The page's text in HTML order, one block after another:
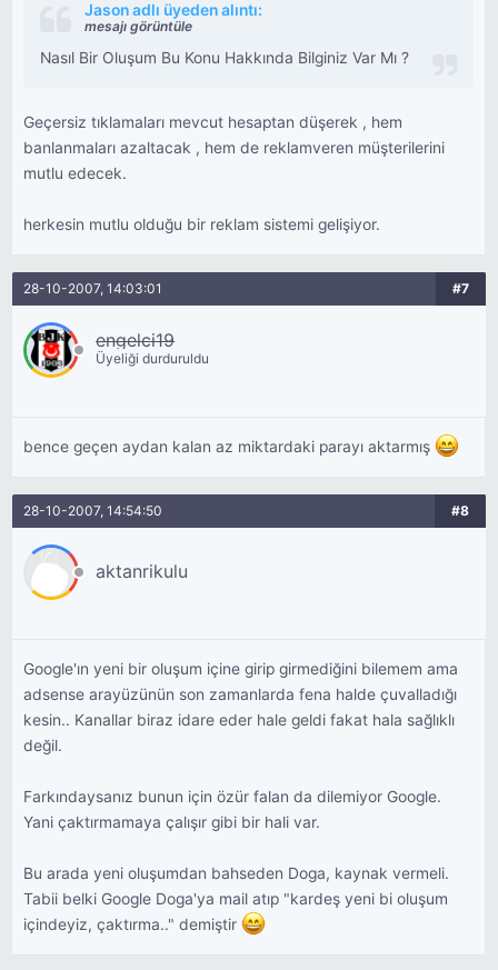
Jason adlı üyeden alıntı:
mesajı görüntüle
Nasıl Bir Oluşum Bu Konu Hakkında Bilginiz Var Mı ?
Geçersiz tıklamaları mevcut hesaptan düşerek , hem
banlanmaları azaltacak , hem de reklamveren müşterilerini
mutlu edecek.
herkesin mutlu olduğu bir reklam sistemi gelişiyor.
28-10-2007, 14:03:01 #7
engelci19
Üyeliği durduruldu
bence geçen aydan kalan az miktardaki parayı aktarmış
28-10-2007, 14:54:50 #8
aktanrikulu
Google'ın yeni bir oluşum içine girip girmediğini bilemem ama
adsense arayüzünün son zamanlarda fena halde çuvalladığı
kesin.. Kanallar biraz idare eder hale geldi fakat hala sağlıklı
değil.
Farkındaysanız bunun için özür falan da dilemiyor Google.
Yani çaktırmamaya çalışır gibi bir hali var.
Bu arada yeni oluşumdan bahseden Doga, kaynak vermeli.
Tabii belki Google Doga'ya mail atıp "kardeş yeni bi oluşum
içindeyiz, çaktırma.." demiştir